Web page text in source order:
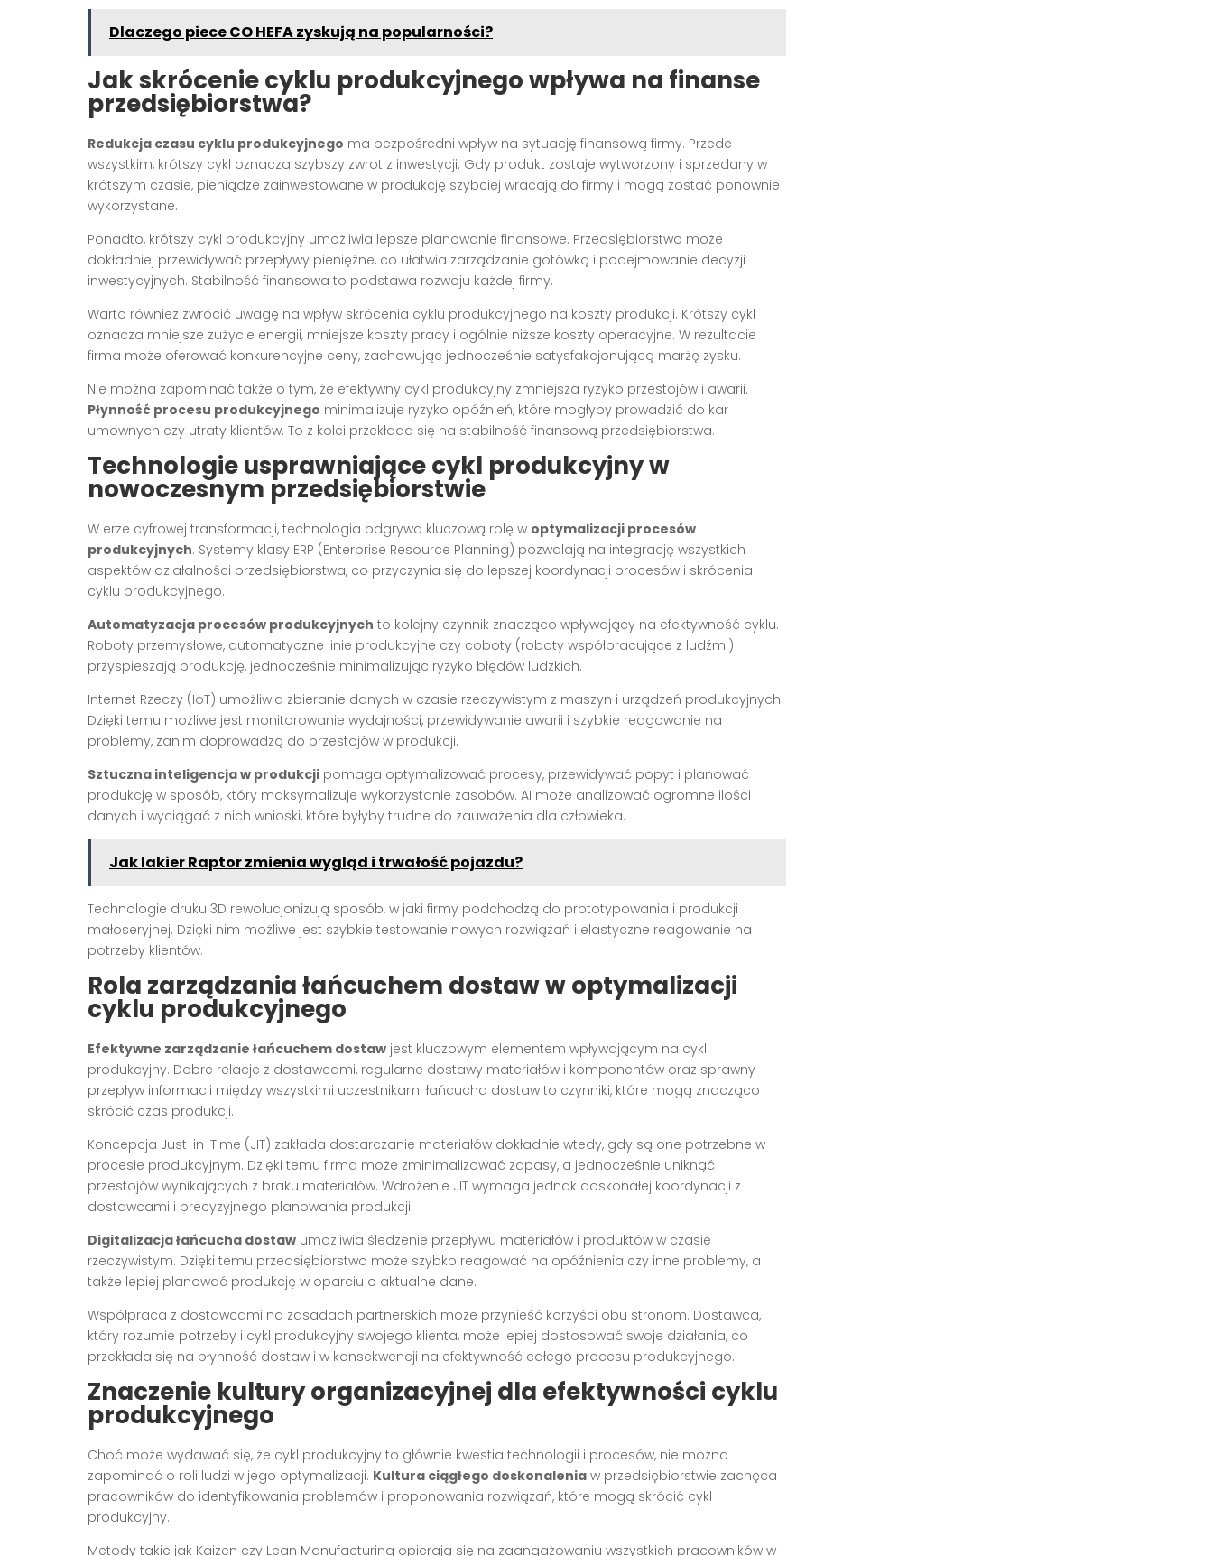
Dlaczego piece CO HEFA zyskują na popularności?
Jak skrócenie cyklu produkcyjnego wpływa na finanse
przedsiębiorstwa?
Redukcja czasu cyklu produkcyjnego ma bezpośredni wpływ na sytuację finansową firmy. Przede
wszystkim, krótszy cykl oznacza szybszy zwrot z inwestycji. Gdy produkt zostaje wytworzony i sprzedany w
krótszym czasie, pieniądze zainwestowane w produkcję szybciej wracają do firmy i mogą zostać ponownie
wykorzystane.
Ponadto, krótszy cykl produkcyjny umożliwia lepsze planowanie finansowe. Przedsiębiorstwo może
dokładniej przewidywać przepływy pieniężne, co ułatwia zarządzanie gotówką i podejmowanie decyzji
inwestycyjnych. Stabilność finansowa to podstawa rozwoju każdej firmy.
Warto również zwrócić uwagę na wpływ skrócenia cyklu produkcyjnego na koszty produkcji. Krótszy cykl
oznacza mniejsze zużycie energii, mniejsze koszty pracy i ogólnie niższe koszty operacyjne. W rezultacie
firma może oferować konkurencyjne ceny, zachowując jednocześnie satysfakcjonującą marżę zysku.
Nie można zapominać także o tym, że efektywny cykl produkcyjny zmniejsza ryzyko przestojów i awarii.
Płynność procesu produkcyjnego minimalizuje ryzyko opóźnień, które mogłyby prowadzić do kar
umownych czy utraty klientów. To z kolei przekłada się na stabilność finansową przedsiębiorstwa.
Technologie usprawniające cykl produkcyjny w
nowoczesnym przedsiębiorstwie
W erze cyfrowej transformacji, technologia odgrywa kluczową rolę w optymalizacji procesów
produkcyjnych. Systemy klasy ERP (Enterprise Resource Planning) pozwalają na integrację wszystkich
aspektów działalności przedsiębiorstwa, co przyczynia się do lepszej koordynacji procesów i skrócenia
cyklu produkcyjnego.
Automatyzacja procesów produkcyjnych to kolejny czynnik znacząco wpływający na efektywność cyklu.
Roboty przemysłowe, automatyczne linie produkcyjne czy coboty (roboty współpracujące z ludźmi)
przyspieszają produkcję, jednocześnie minimalizując ryzyko błędów ludzkich.
Internet Rzeczy (IoT) umożliwia zbieranie danych w czasie rzeczywistym z maszyn i urządzeń produkcyjnych.
Dzięki temu możliwe jest monitorowanie wydajności, przewidywanie awarii i szybkie reagowanie na
problemy, zanim doprowadzą do przestojów w produkcji.
Sztuczna inteligencja w produkcji pomaga optymalizować procesy, przewidywać popyt i planować
produkcję w sposób, który maksymalizuje wykorzystanie zasobów. AI może analizować ogromne ilości
danych i wyciągać z nich wnioski, które byłyby trudne do zauważenia dla człowieka.
Jak lakier Raptor zmienia wygląd i trwałość pojazdu?
Technologie druku 3D rewolucjonizują sposób, w jaki firmy podchodzą do prototypowania i produkcji
małoseryjnej. Dzięki nim możliwe jest szybkie testowanie nowych rozwiązań i elastyczne reagowanie na
potrzeby klientów.
Rola zarządzania łańcuchem dostaw w optymalizacji
cyklu produkcyjnego
Efektywne zarządzanie łańcuchem dostaw jest kluczowym elementem wpływającym na cykl
produkcyjny. Dobre relacje z dostawcami, regularne dostawy materiałów i komponentów oraz sprawny
przepływ informacji między wszystkimi uczestnikami łańcucha dostaw to czynniki, które mogą znacząco
skrócić czas produkcji.
Koncepcja Just-in-Time (JIT) zakłada dostarczanie materiałów dokładnie wtedy, gdy są one potrzebne w
procesie produkcyjnym. Dzięki temu firma może zminimalizować zapasy, a jednocześnie uniknąć
przestojów wynikających z braku materiałów. Wdrożenie JIT wymaga jednak doskonałej koordynacji z
dostawcami i precyzyjnego planowania produkcji.
Digitalizacja łańcucha dostaw umożliwia śledzenie przepływu materiałów i produktów w czasie
rzeczywistym. Dzięki temu przedsiębiorstwo może szybko reagować na opóźnienia czy inne problemy, a
także lepiej planować produkcję w oparciu o aktualne dane.
Współpraca z dostawcami na zasadach partnerskich może przynieść korzyści obu stronom. Dostawca,
który rozumie potrzeby i cykl produkcyjny swojego klienta, może lepiej dostosować swoje działania, co
przekłada się na płynność dostaw i w konsekwencji na efektywność całego procesu produkcyjnego.
Znaczenie kultury organizacyjnej dla efektywności cyklu
produkcyjnego
Choć może wydawać się, że cykl produkcyjny to głównie kwestia technologii i procesów, nie można
zapominać o roli ludzi w jego optymalizacji. Kultura ciągłego doskonalenia w przedsiębiorstwie zachęca
pracowników do identyfikowania problemów i proponowania rozwiązań, które mogą skrócić cykl
produkcyjny.
Metody takie jak Kaizen czy Lean Manufacturing opierają się na zaangażowaniu wszystkich pracowników w